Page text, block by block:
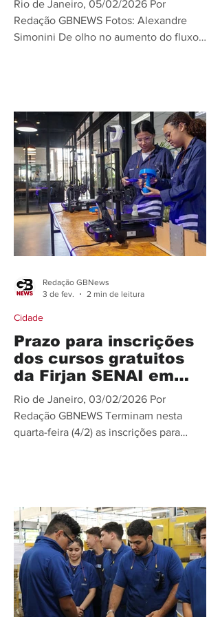
Rio de Janeiro, 05/02/2026 Por
Redação GBNEWS Fotos: Alexandre
Simonini De olho no aumento do fluxo
nesta quinta-feira (05), uma ação
educativa para motociclistas e
motoristas na Praça do Pedágio, na
Ponte Rio-Niterói. A operação teve
parceria com a Polícia Rodoviária
Federal (PRF), concessionária Ecovias
Ponte, Lei Seca, Instituto de Trauma
Prazo para inscrições
dos cursos gratuitos
da Firjan SENAI em
Niterói e SG termina
amanhã
Rio de Janeiro, 03/02/2026 Por
Redação GBNEWS Terminam nesta
quarta-feira (4/2) as inscrições para
ainda há quase 100 vagas disponíveis,
com oportunidades para as unidades de
Niterói (58) e São Gonçalo (40). As
inscrições devem ser feitas
exclusivamente pela internet neste link
– podendo ser encerradas
automaticamente quando o número de
Cidade
Redação GBNews
3 de fev.
2 min de leitura